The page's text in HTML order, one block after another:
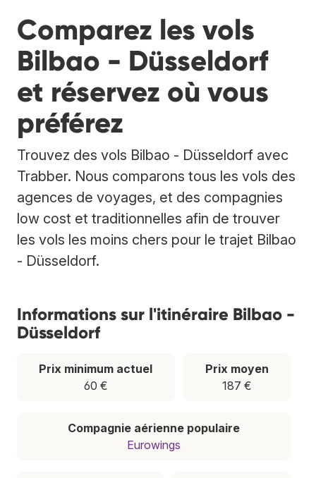
Comparez les vols
Bilbao - Düsseldorf
et réservez où vous
préférez
Trouvez des vols Bilbao - Düsseldorf avec
Trabber. Nous comparons tous les vols des
agences de voyages, et des compagnies
low cost et traditionnelles afin de trouver
les vols les moins chers pour le trajet Bilbao
- Düsseldorf.
Informations sur l'itinéraire Bilbao -
Düsseldorf
Prix minimum actuel
60 €
Prix moyen
187 €
Compagnie aérienne populaire
Eurowings